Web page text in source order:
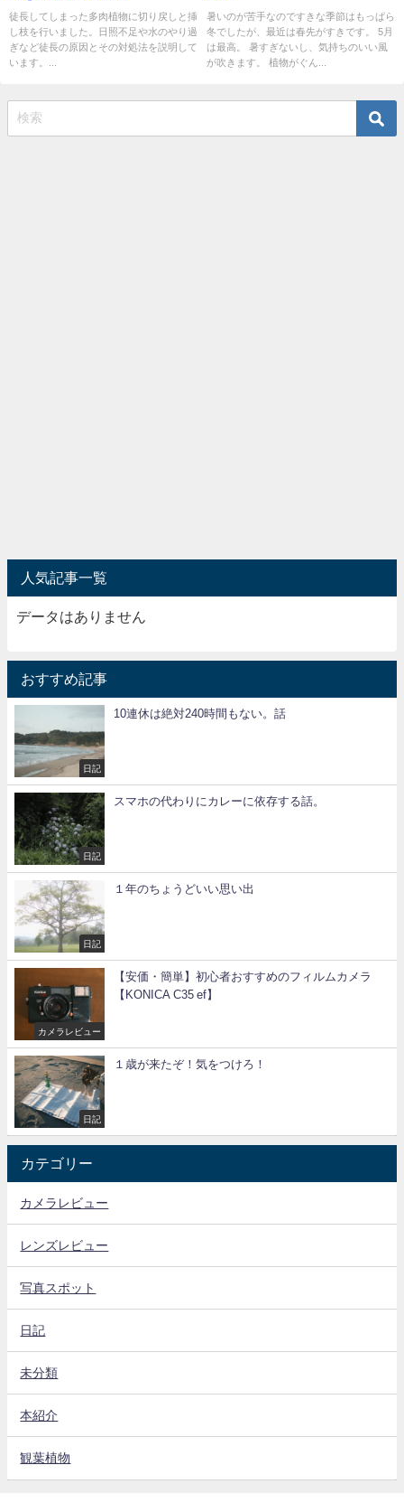
徒長してしまった多肉植物に切り戻しと挿
し枝を行いました。日照不足や水のやり過
ぎなど徒長の原因とその対処法を説明して
います。...
暑いのが苦手なのですきな季節はもっぱら
冬でしたが、最近は春先がすきです。 5月
は最高。 暑すぎないし、気持ちのいい風
が吹きます。 植物がぐん...
人気記事一覧
データはありません
おすすめ記事
日記
10連休は絶対240時間もない。話
日記
スマホの代わりにカレーに依存する話。
日記
１年のちょうどいい思い出
カメラレビュー
【安価・簡単】初心者おすすめのフィルムカメラ
【KONICA C35 ef】
日記
１歳が来たぞ！気をつけろ！
カテゴリー
カメラレビュー
レンズレビュー
写真スポット
日記
未分類
本紹介
観葉植物